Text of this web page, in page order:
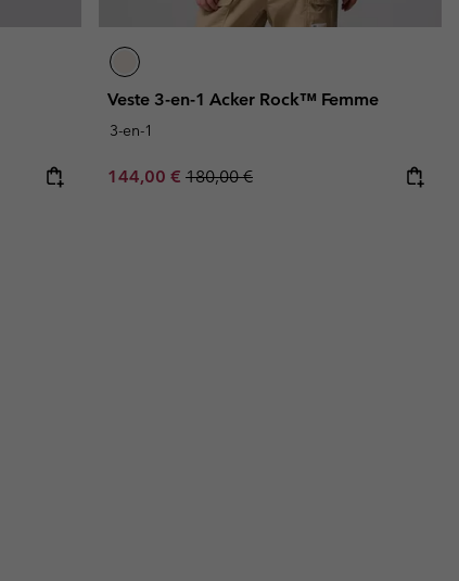
Veste 3-en-1 Acker Rock™ Femme
3-en-1
Sale price:
144,00 € Regular price:
180,00 €